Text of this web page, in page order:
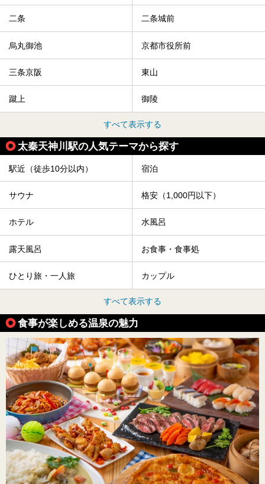
二条 二条城前
烏丸御池 京都市役所前
三条京阪 東山
蹴上 御陵
すべて表示する
太秦天神川駅の人気テーマから探す
駅近（徒歩10分以内） 宿泊
サウナ 格安（1,000円以下）
ホテル 水風呂
露天風呂 お食事・食事処
ひとり旅・一人旅 カップル
すべて表示する
食事が楽しめる温泉の魅力